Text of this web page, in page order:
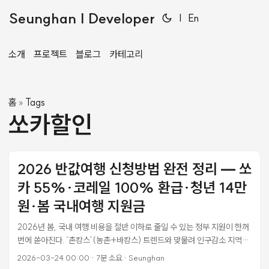
Seunghan | Developer | En
소개 프로젝트 블로그 카테고리
홈 » Tags
쏘카할인
2026 반값여행 신청방법 완전 정리 — 쏘
카 55%·코레일 100% 환급·청년 14만
원·봄 국내여행 지원금
2026년 봄, 국내 여행 비용을 절반 이하로 줄일 수 있는 정부 지원이 한꺼
번에 쏟아진다. ‘촌캉스’(농촌+바캉스) 트렌드와 맞물려 인구감소 지역으
로 떠나는 봄 여행이 어느 때보다 경제적인 선택이 됐다. 문화체육관광부의
2026-03-24 00:00 · 7분 소요· Seunghan